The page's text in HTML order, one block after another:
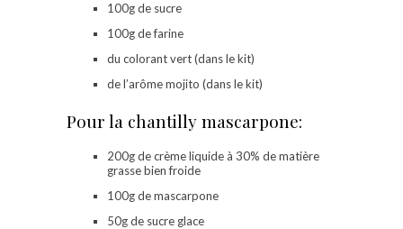
100g de sucre
100g de farine
du colorant vert (dans le kit)
de l’arôme mojito (dans le kit)
Pour la chantilly mascarpone:
200g de crème liquide à 30% de matière
grasse bien froide
100g de mascarpone
50g de sucre glace